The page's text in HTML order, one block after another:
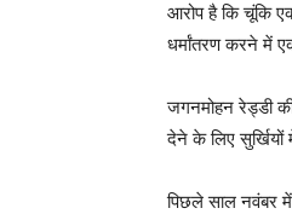
आरोप है कि चूंकि
धर्मांतरण करने में
जगनमोहन रेड्डी
देने के लिए सुर्खियों
पिछले साल नवंबर